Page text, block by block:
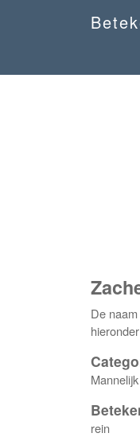
De
Mannelijk
rein